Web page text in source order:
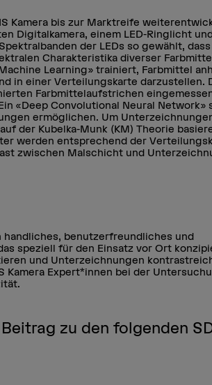
Kamera bis zur Marktreife
Digitalkamera, einem LED-Ringlicht
der LEDs so gewählt,
Charakteristika diverser
Learning» trainiert, Farbmittel
in einer Verteilungskarte darzustellen.
Farbmittelaufstrichen
«Deep Convolutional Neural Network»
ermöglichen. Um
der Kubelka-Munk (KM) Theorie
werden entsprechend der
zwischen Malschicht und
handliches, benutzerfreundliches und
speziell für den Einsatz vor Ort
und Unterzeichnungen
Expert*innen bei der
zu den folgenden